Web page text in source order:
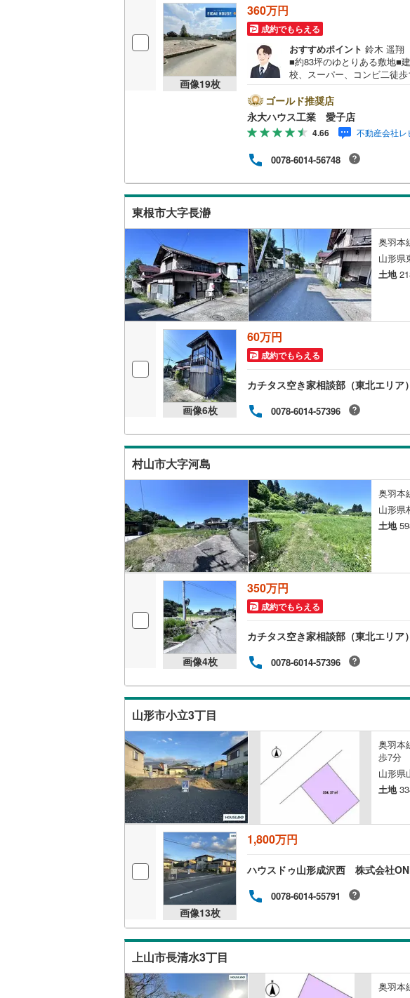
画像19枚
360万円
成約でもらえる
おすすめポイント 鈴木 遥翔
■約83坪のゆとりある敷地■
校、スーパー、コンビ二徒
分けてご紹介！1.＜豊富な不
わず不動産を取り扱ってお
政などの地域情報を総合し
っかりとサポートさせて頂
入】【売却】【引っ越し】
ちろん、ご購入時に気にな
させて頂きます。各店舗で
是非お越しください。営業
変動あり）現地のご案内も
ゴールド推奨店
永大ハウス工業 愛子店
4.66 不動産会社
0078-6014-56748
東根市大字長瀞
奥羽本
山形県
土地
画像6枚
60万円
成約でもらえる
カチタス空き家相談部（東北エリア）
0078-6014-57396
村山市大字河島
奥羽本
山形県
土地
画像4枚
350万円
成約でもらえる
カチタス空き家相談部（東北エリア）
0078-6014-57396
山形市小立3丁目
奥羽本
歩7分
山形県
土地
画像13枚
1,800万円
ハウスドゥ山形成沢西 株式会社
0078-6014-55791
上山市長清水3丁目
奥羽本